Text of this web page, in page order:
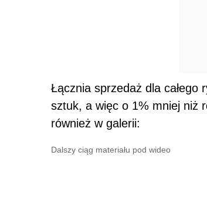
Łącznia sprzedaż dla całego
sztuk, a więc o 1% mniej niż
również w galerii:
Dalszy ciąg materiału pod wideo